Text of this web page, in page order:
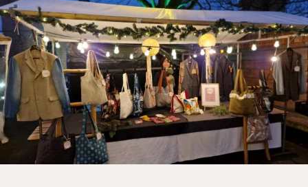
Je kunt eenmalig of periodiek doneren via
onze website. Ga naar de donatiepagina en
kies het thema of land waar je aan wilt
bijdragen. Periodiek schenken biedt ook
belastingvoordeel.
Doneren